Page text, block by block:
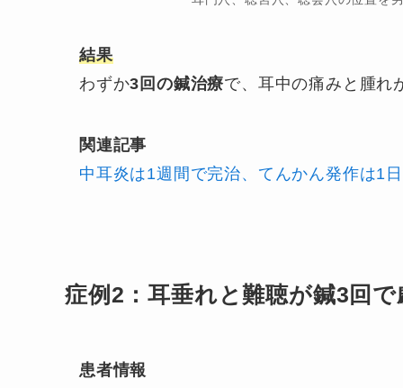
結果
わずか3回の鍼治療で、耳中の痛みと腫れ
関連記事
中耳炎は1週間で完治、てんかん発作は1
症例2：耳垂れと難聴が鍼3回で
患者情報